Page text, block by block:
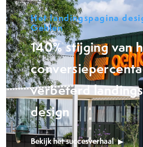
Het landingspagina
Gehlen
140% stijging van
verbeterd
design
Bekijk het succesverhaal